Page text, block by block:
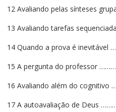
12 Avaliando pelas sínteses
13 Avaliando tarefas
14 Quando a prova é
15 A pergunta do professor
16 Avaliando além do cognitivo
17 A autoavaliação de Deus